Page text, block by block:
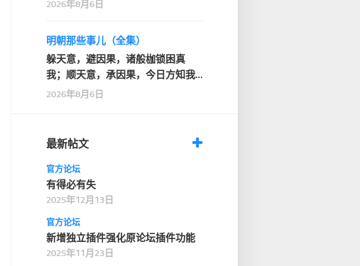
2026年8月6日
明朝那些事儿（全集）
躲天意，避因果，诸般枷锁困真
我；顺天意，承因果，今日方知我
是我；一朝悟道见真我…
2026年8月6日
最新帖文
官方论坛
有得必有失
2025年12月13日
官方论坛
新增独立插件强化原论坛插件功能
2025年11月23日